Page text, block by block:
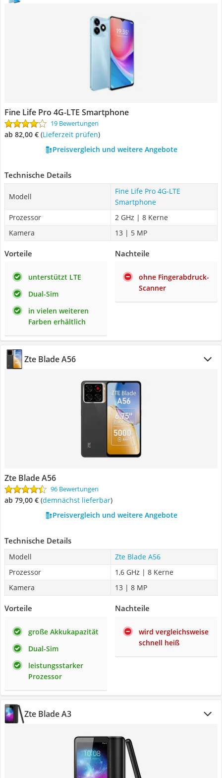
Fine Life Pro 4G-LTE Smartphone
19 Bewertungen
ab 82,00 € (Lieferzeit prüfen)
Preisvergleich und weitere Angebote
Technische Details
Modell
Fine Life Pro 4G-LTE
Smartphone
Prozessor
2 GHz | 8 Kerne
Kamera
13 | 5 MP
Vorteile
unterstützt LTE
Dual-Sim
in vielen weiteren
Farben erhältlich
Nachteile
ohne Fingerabdruck-
Scanner
Zte Blade A56
Zte Blade A56
96 Bewertungen
ab 79,00 € ( Demnächst lieferbar)
Preisvergleich und weitere Angebote
Technische Details
Modell
Zte Blade A56
Prozessor
1,6 GHz | 8 Kerne
Kamera
13 | 8 MP
Vorteile
große Akkukapazität
Dual-Sim
leistungsstarker
Prozessor
Nachteile
wird vergleichsweise
schnell heiß
Zte Blade A3